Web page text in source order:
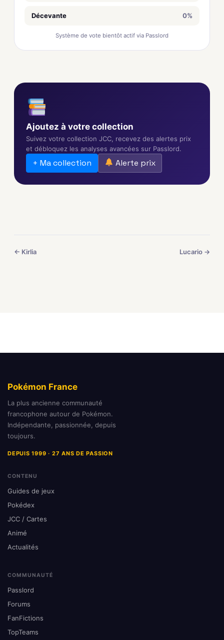
Décevante 0%
Système de vote bientôt actif via Passlord
Ajoutez à votre collection
Suivez votre collection JCC, recevez des alertes prix
et débloquez les analyses avancées sur Passlord.
+ Ma collection Alerte prix
← Kirlia Lucario →
Pokémon France
La plus ancienne communauté
francophone autour de Pokémon.
Indépendante, passionnée, depuis
toujours.
DEPUIS 1999 · 27 ANS DE PASSION
CONTENU
Guides de jeux
Pokédex
JCC / Cartes
Animé
Actualités
COMMUNAUTÉ
Passlord
Forums
FanFictions
TopTeams